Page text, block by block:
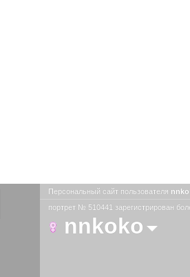
Персональный сайт пользователя
портрет № 510441 зарегистрирован
nnkoko